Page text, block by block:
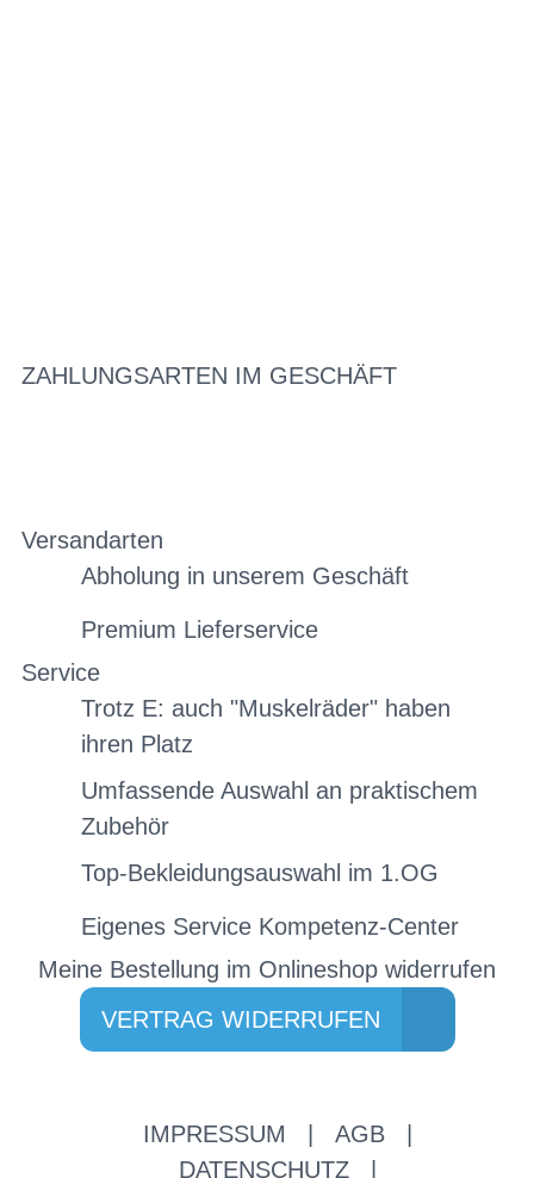
ZAHLUNGSARTEN IM GESCHÄFT
Versandarten
Abholung in unserem Geschäft
Premium Lieferservice
Service
Trotz E: auch "Muskelräder" haben
ihren Platz
Umfassende Auswahl an praktischem
Zubehör
Top-Bekleidungsauswahl im 1.OG
Eigenes Service Kompetenz-Center
Meine Bestellung im Onlineshop widerrufen
VERTRAG WIDERRUFEN
IMPRESSUM AGB
DATENSCHUTZ